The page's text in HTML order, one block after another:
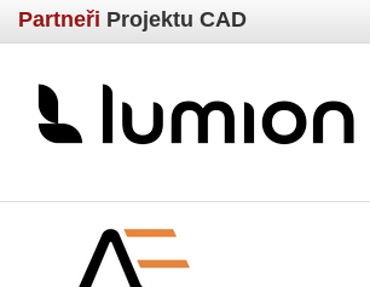
Partneři Projektu CAD